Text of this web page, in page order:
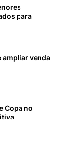
para
ampliar venda
Copa no